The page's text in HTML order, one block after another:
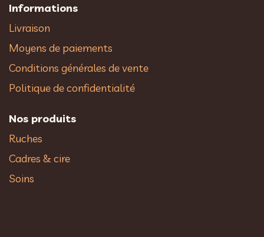
Informations
Livraison
Moyens de paiements
Conditions générales de vente
Politique de confidentialité
Nos produits
Ruches
Cadres & cire
Soins